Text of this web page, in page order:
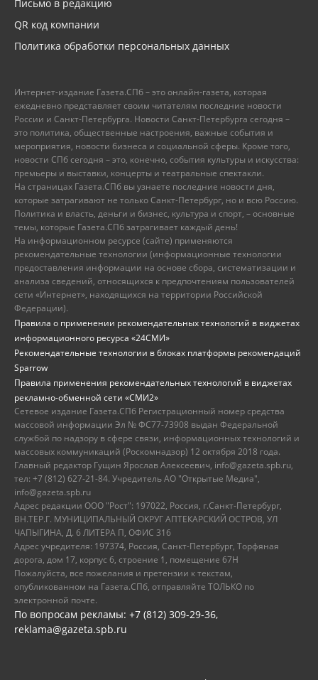
Письмо в редакцию
QR код компании
Политика обработки персональных данных
Интернет-издание Газета.СПб – это онлайн-газета, которая
ежедневно представляет своим читателям последние новости
России и Санкт-Петербурга. Новости Санкт-Петербурга сегодня –
это политика, общественные настроения, важные события и
мероприятия, новости бизнеса и социальной сферы. Кроме того,
новости СПб сегодня – это, конечно, события культуры и искусства:
премьеры и выставки, концерты и театральные спектакли.
На страницах Газета.СПб вы узнаете последние новости дня,
которые затрагивают не только Санкт-Петербург, но и всю Россию.
Политика и власть, деньги и бизнес, культура и спорт, – основные
темы, которые Газета.СПб затрагивает каждый день!
На информационном ресурсе (сайте) применяются
рекомендательные технологии (информационные технологии
предоставления информации на основе сбора, систематизации и
анализа сведений, относящихся к предпочтениям пользователей
сети «Интернет», находящихся на территории Российской
Федерации).
Правила о применении рекомендательных технологий в виджетах
информационного ресурса «24СМИ»
Рекомендательные технологии в блоках платформы рекомендаций
Sparrow
Правила применения рекомендательных технологий в виджетах
рекламно-обменной сети «СМИ2»
Сетевое издание Газета.СПб Регистрационный номер средства
массовой информации Эл № ФС77-73908 выдан Федеральной
службой по надзору в сфере связи, информационных технологий и
массовых коммуникаций (Роскомнадзор) 12 октября 2018 года.
Главный редактор Гущин Ярослав Алексеевич, info@gazeta.spb.ru,
тел: +7 (812) 627-21-84. Учредитель АО "Открытые Медиа",
info@gazeta.spb.ru
Адрес редакции ООО "Рост": 197022, Россия, г.Санкт-Петербург,
ВН.ТЕР.Г. МУНИЦИПАЛЬНЫЙ ОКРУГ АПТЕКАРСКИЙ ОСТРОВ, УЛ
ЧАПЫГИНА, Д. 6 ЛИТЕРА П, ОФИС 316
Адрес учредителя: 197374, Россия, Санкт-Петербург, Торфяная
дорога, дом 17, корпус 6, строение 1, помещение 67Н
Пожалуйста, все пожелания и претензии к текстам,
опубликованном на Газета.СПб, отправляйте ТОЛЬКО по
электронной почте.
По вопросам рекламы: +7 (812) 309-29-36,
reklama@gazeta.spb.ru